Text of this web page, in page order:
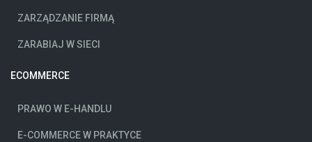
ZARZĄDZANIE FIRMĄ
ZARABIAJ W SIECI
ECOMMERCE
PRAWO W E-HANDLU
E-COMMERCE W PRAKTYCE